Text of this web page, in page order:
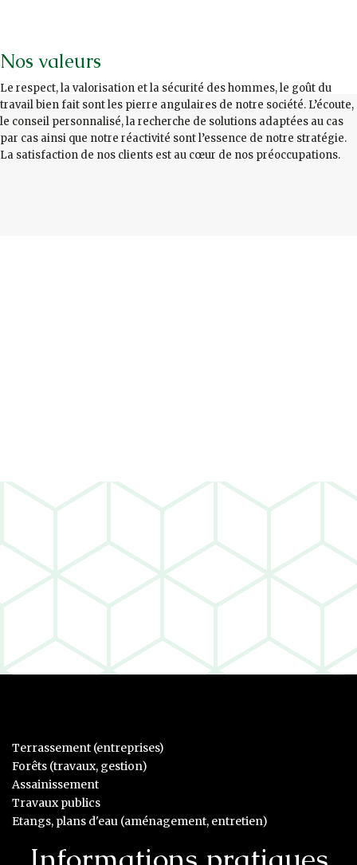
Nos valeurs
Le respect, la valorisation et la sécurité des hommes, le goût du
travail bien fait sont les pierre angulaires de notre société. L’écoute,
le conseil personnalisé, la recherche de solutions adaptées au cas
par cas ainsi que notre réactivité sont l’essence de notre stratégie.
La satisfaction de nos clients est au cœur de nos préoccupations.
Terrassement (entreprises)
Forêts (travaux, gestion)
Assainissement
Travaux publics
Etangs, plans d'eau (aménagement, entretien)